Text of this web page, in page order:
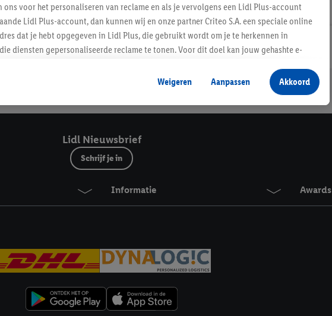
Lidl Nieuwsbrief
Lidl Nieuwsbrief
Schrijf je in
Informatie Awards
voor het personaliseren van reclame en als je vervolgens een Lidl Plus-account
Lidl Plus-account, dan kunnen wij en onze partner Criteo S.A. een speciale online
dat je hebt opgegeven in Lidl Plus, die gebruikt wordt om je te herkennen in
diensten gepersonaliseerde reclame te tonen. Voor dit doel kan jouw gehashte e-
dan kunnen retargeting advertenties worden weergegeven voor producten waarin je
door het product in een winkelmandje van een online winkel te plaatsen
als verschillende eindapparaten en Lidl-diensten, met behulp van jouw gehashte e-
identifiers of met identifiers waarover Criteo S.A. beschikt, aan jou kunnen worden
Verder kan je er meer informatie vinden over de gegevensverwerking.
je voor de optie dat er enkel technisch noodzakelijke cookies en vergelijkbare
je in met alle verwerkingen voor alle bovengenoemde doeleinden. Meer informatie,
de gegevens en je recht om jouw toestemming op elk gewenst moment in te
.Je vindt de impressum voor de Lidl website hier.Klik
Weigeren Aanpassen Akkoord